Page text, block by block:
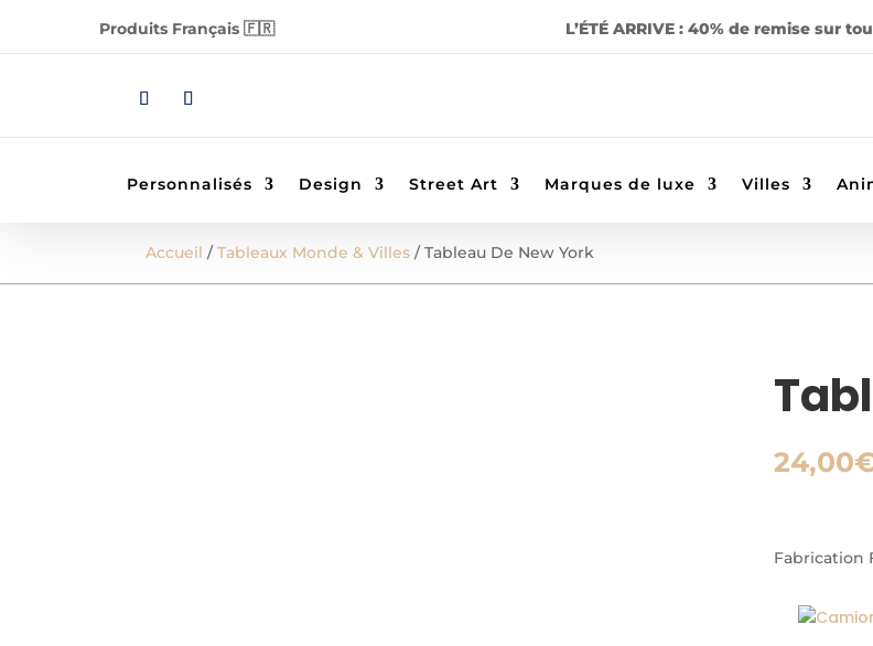
Produits Français 🇫🇷 L’ÉTÉ ARRIVE : 40% de remise sur
Personnalisés Design Street Art Marques de luxe Villes
Accueil /Tableaux Monde & Villes / Tableau De New York
24,00
Fabrication